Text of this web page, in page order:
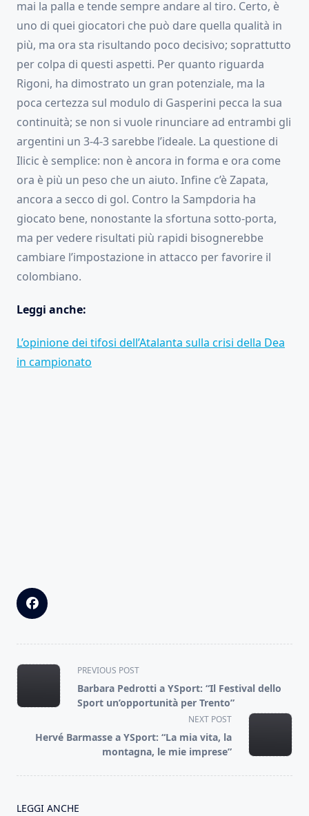
mai la palla e tende sempre andare al tiro. Certo, è
uno di quei giocatori che può dare quella qualità in
più, ma ora sta risultando poco decisivo; soprattutto
per colpa di questi aspetti. Per quanto riguarda
Rigoni, ha dimostrato un gran potenziale, ma la
poca certezza sul modulo di Gasperini pecca la sua
continuità; se non si vuole rinunciare ad entrambi gli
argentini un 3-4-3 sarebbe l’ideale. La questione di
Ilicic è semplice: non è ancora in forma e ora come
ora è più un peso che un aiuto. Infine c’è Zapata,
ancora a secco di gol. Contro la Sampdoria ha
giocato bene, nonostante la sfortuna sotto-porta,
ma per vedere risultati più rapidi bisognerebbe
cambiare l’impostazione in attacco per favorire il
colombiano.
Leggi anche:
L’opinione dei tifosi dell’Atalanta sulla crisi della Dea
in campionato
<span
class="nav-
subtitle
reader-
text">Page</span>
PREVIOUS POST
Barbara Pedrotti a YSport: “Il Festival dello
Sport un’opportunità per Trento”
NEXT POST
Hervé Barmasse a YSport: “La mia vita, la
montagna, le mie imprese”
LEGGI ANCHE